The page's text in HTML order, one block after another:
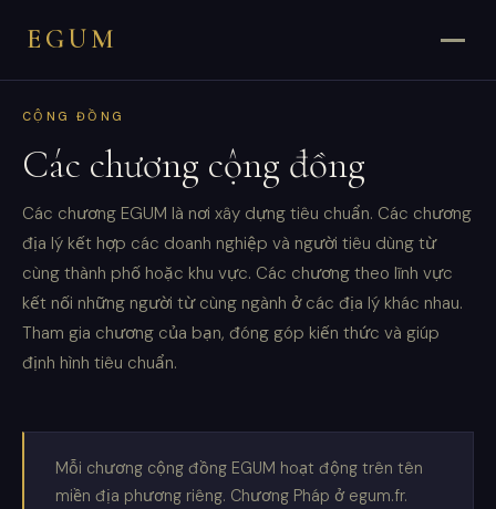
EGUM
CỘNG ĐỒNG
Các chương cộng đồng
Các chương EGUM là nơi xây dựng tiêu chuẩn. Các chương
địa lý kết hợp các doanh nghiệp và người tiêu dùng từ
cùng thành phố hoặc khu vực. Các chương theo lĩnh vực
kết nối những người từ cùng ngành ở các địa lý khác nhau.
Tham gia chương của bạn, đóng góp kiến thức và giúp
định hình tiêu chuẩn.
Mỗi chương cộng đồng EGUM hoạt động trên tên
miền địa phương riêng. Chương Pháp ở egum.fr.